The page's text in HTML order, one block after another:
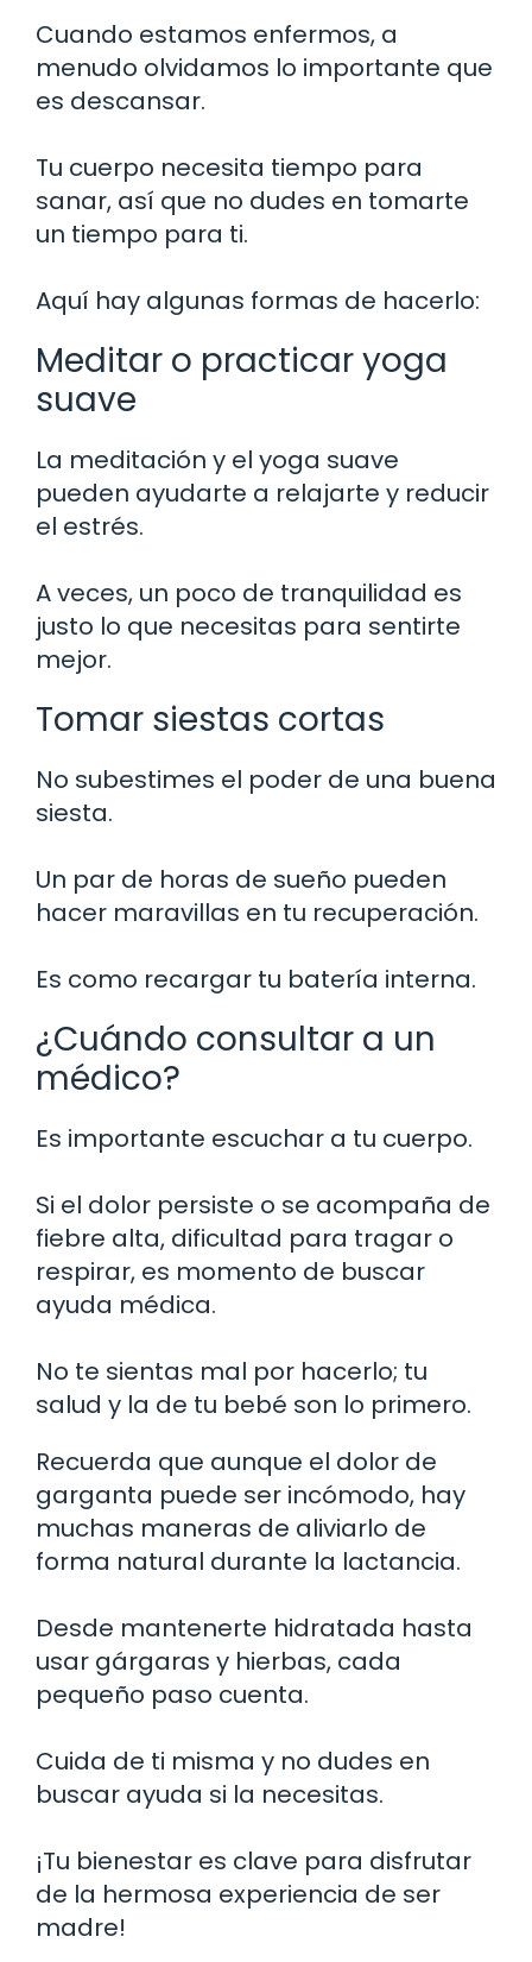
Cuando estamos enfermos, a
menudo olvidamos lo importante que
es descansar.
Tu cuerpo necesita tiempo para
sanar, así que no dudes en tomarte
un tiempo para ti.
Aquí hay algunas formas de hacerlo:
Meditar o practicar yoga
suave
La meditación y el yoga suave
pueden ayudarte a relajarte y reducir
el estrés.
A veces, un poco de tranquilidad es
justo lo que necesitas para sentirte
mejor.
Tomar siestas cortas
No subestimes el poder de una buena
siesta.
Un par de horas de sueño pueden
hacer maravillas en tu recuperación.
Es como recargar tu batería interna.
¿Cuándo consultar a un
médico?
Es importante escuchar a tu cuerpo.
Si el dolor persiste o se acompaña de
fiebre alta, dificultad para tragar o
respirar, es momento de buscar
ayuda médica.
No te sientas mal por hacerlo; tu
salud y la de tu bebé son lo primero.
Recuerda que aunque el dolor de
garganta puede ser incómodo, hay
muchas maneras de aliviarlo de
forma natural durante la lactancia.
Desde mantenerte hidratada hasta
usar gárgaras y hierbas, cada
pequeño paso cuenta.
Cuida de ti misma y no dudes en
buscar ayuda si la necesitas.
¡Tu bienestar es clave para disfrutar
de la hermosa experiencia de ser
madre!